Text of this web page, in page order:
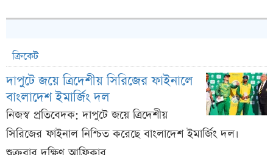
ক্রিকেট
দাপুটে জয়ে ত্রিদেশীয় সিরিজের ফাইনালে
বাংলাদেশ ইমার্জিং দল
নিজস্ব প্রতিবেদক: দাপুটে জয়ে ত্রিদেশীয়
সিরিজের ফাইনাল নিশ্চিত করেছে বাংলাদেশ ইমার্জিং দল।